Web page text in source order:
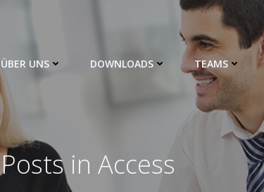
ÜBER UNS DOWNLOADS TEAMS
Posts in Access